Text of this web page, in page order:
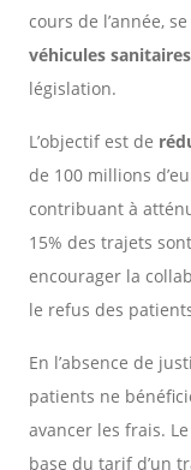
cours de l’année,
véhicules
législation.
L’objectif est de
de 100 millions
contribuant à
15% des trajets
encourager la
le refus des
En l’absence de
patients ne
avancer les frais.
base du tarif d’un